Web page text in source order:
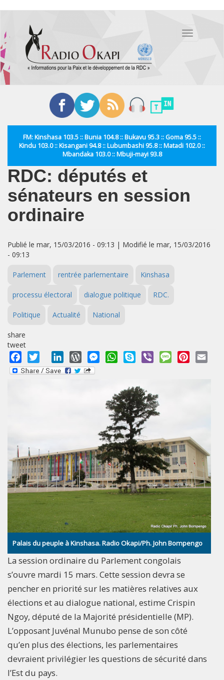
contenu
principal
Toggle
FM: Kinshasa 103.5 :: Bunia 104.8 :: Bukavu 95.3 :: Goma 95.5 ::
Kindu 103.0 :: Kisangani 94.8 :: Lubumbashi 95.8 :: Matadi 102.0 ::
Mbandaka 103.0 :: Mbuji-mayi 93.8
RDC: députés et
sénateurs en session
ordinaire
Publié le mar, 15/03/2016 - 09:13 | Modifié le mar, 15/03/2016
- 09:13
Parlement rentrée parlementaire Kinshasa
processu électoral dialogue politique RDC.
Politique Actualité National
share
tweet
Facebook
Twitter LinkedInWordPressMessengerWhatsApp
Skype Viber MessagePinterest
Palais du peuple à Kinshasa. Radio Okapi/Ph. John Bompengo
La session ordinaire du Parlement congolais
s’ouvre mardi 15 mars. Cette session devra se
pencher en priorité sur les matières relatives aux
élections et au dialogue national, estime Crispin
Ngoy, député de la Majorité présidentielle (MP).
L’opposant Juvénal Munubo pense de son côté
qu’en plus des élections, les parlementaires
devraient privilégier les questions de sécurité dans
l’Est du pays.